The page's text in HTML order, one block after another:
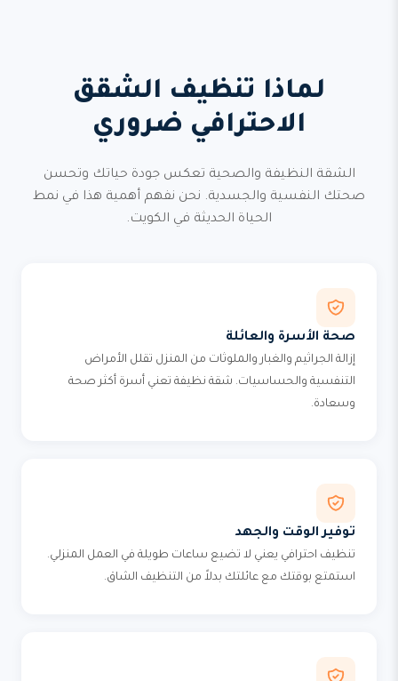
لماذا تنظيف الشقق
الاحترافي ضروري
الشقة النظيفة والصحية تعكس جودة حياتك وتحسن
صحتك النفسية والجسدية. نحن نفهم أهمية هذا في نمط
الحياة الحديثة في الكويت.
صحة الأسرة والعائلة
إزالة الجراثيم والغبار والملوثات من المنزل تقلل الأمراض
التنفسية والحساسيات. شقة نظيفة تعني أسرة أكثر صحة
وسعادة.
توفير الوقت والجهد
تنظيف احترافي يعني لا تضيع ساعات طويلة في العمل المنزلي.
استمتع بوقتك مع عائلتك بدلاً من التنظيف الشاق.